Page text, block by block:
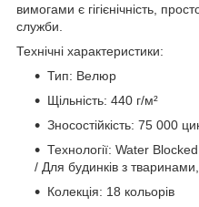
вимогами є гігієнічність,
служби.
Технічні характеристики:
Тип: Велюр
Щільність: 440 г/м²
Зносостійкість: 75 000
Технології: Water
/ Для будинків з
Колекція: 18 кольорів